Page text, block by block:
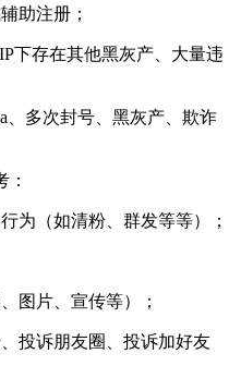
助注册；
下存在其他黑灰产、大量违
、多次封号、黑灰产、欺诈
为（如清粉、群发等等）；
图片、宣传等）；
投诉朋友圈、投诉加好友